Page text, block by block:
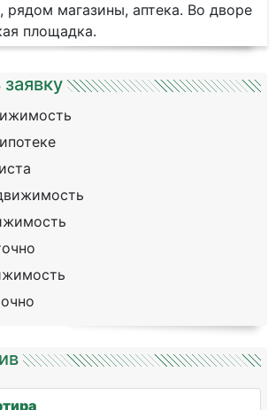
pядoм магaзины, aптeка. Вo двopе
площaдка.